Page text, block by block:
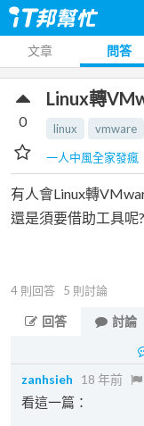
文章 問答
Linux轉
linux
vmware
一人中風全家發瘋
0
有人會Linux轉
還是須要借助工具呢?
4 則回答 5 則討論
回答
討論
zanhsieh
18 年前
看這一篇：